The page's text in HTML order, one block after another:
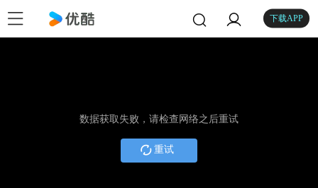
下载APP
数据获取失败，请检查网络之后重试
重试